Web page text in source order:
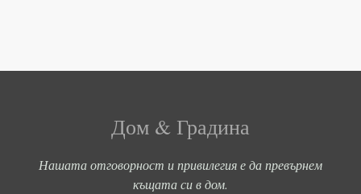
Дом & Градина
Нашата отговорност и привилегия е да превърнем
къщата си в дом.